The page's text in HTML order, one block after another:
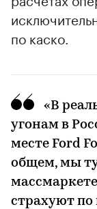
по каско.
«В
угонам в
месте Ford
общем, мы
страхуют по